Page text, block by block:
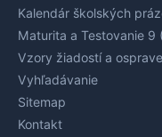
Kalendár školských
Maturita a Testovanie 9
Vzory žiadostí a
Vyhľadávanie
Sitemap
Kontakt